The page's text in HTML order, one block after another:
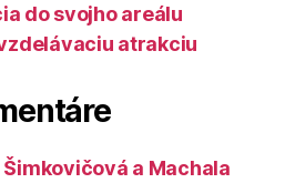
do svojho areálu
atrakciu
Šimkovičová a Machala